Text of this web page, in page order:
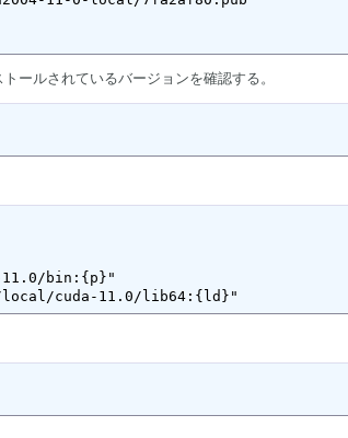
ールされているバージョンを確認する。
bin:{p}"
local/cuda-11.0/lib64:{ld}"